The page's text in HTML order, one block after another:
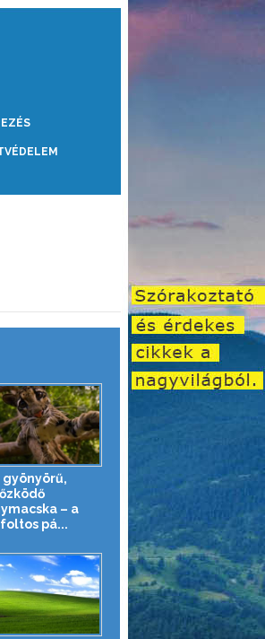
gyönyörű,
– a
pá...